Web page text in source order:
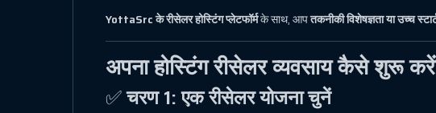
YottaSrc के रीसेलर होस्टिंग प्लेटफॉर्मके साथ, आपतकनीकी विशेषज्ञता या उच्च
अपना होस्टिंग रीसेलर व्यवसाय कैसे शुरू
✅चरण 1: एक रीसेलर योजना चुनें